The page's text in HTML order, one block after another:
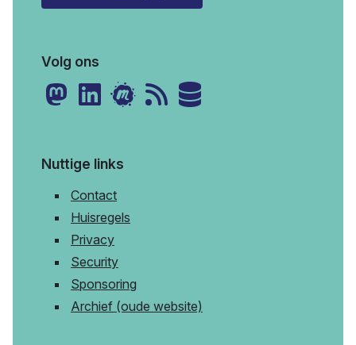
Volg ons
Nuttige links
Contact
Huisregels
Privacy
Security
Sponsoring
Archief (oude website)